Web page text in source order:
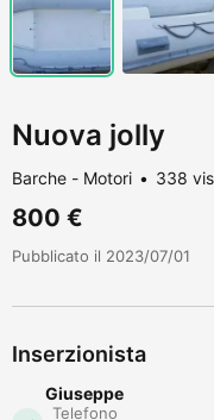
Nuova jolly
Barche - Motori 338
800 €
Pubblicato il 2023/07/01
Inserzionista
Giuseppe
Telefono